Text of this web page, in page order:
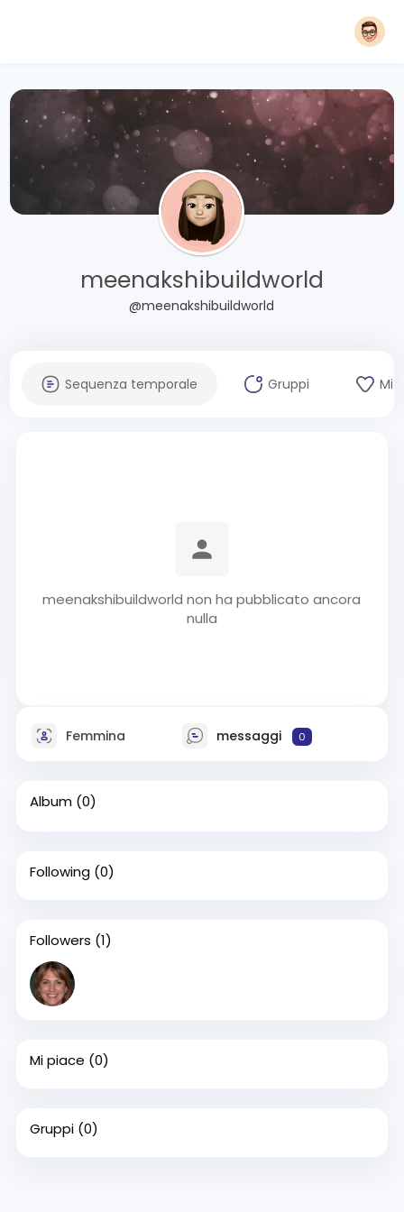
meenakshibuildworld
@meenakshibuildworld
Sequenza temporale Gruppi Mi
meenakshibuildworld non ha pubblicato ancora
nulla
Femmina messaggi 0
Album (0)
Following (0)
Followers (1)
Mi piace (0)
Gruppi (0)